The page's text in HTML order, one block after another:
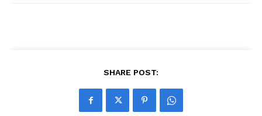
SHARE POST: